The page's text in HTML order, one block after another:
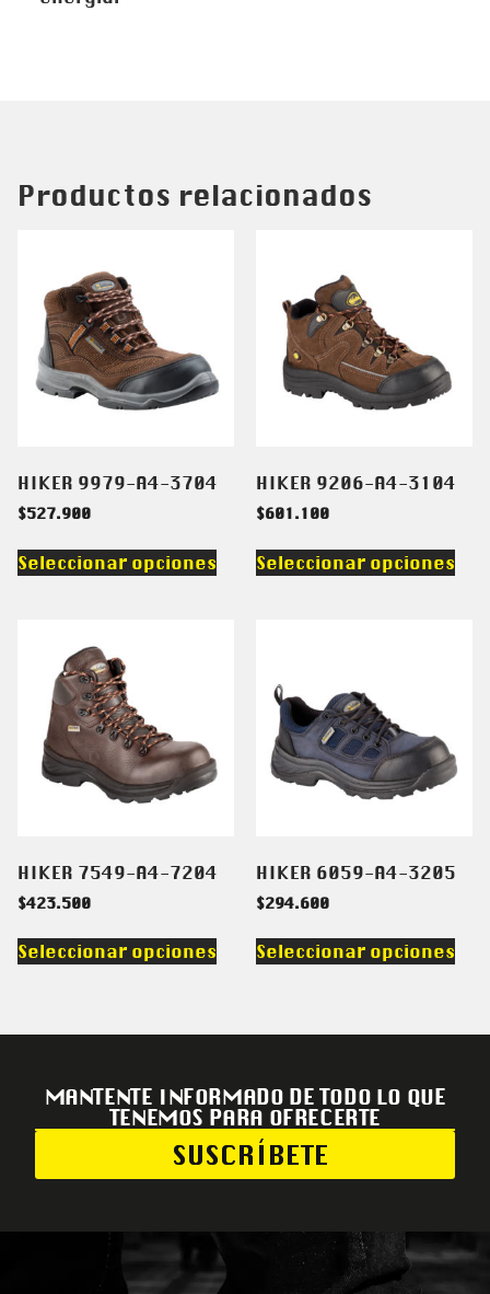
Productos relacionados
HIKER 9979-A4-3704
$527.900
Seleccionar opciones
HIKER 9206-A4-3104
$601.100
Seleccionar opciones
HIKER 7549-A4-7204
$423.500
Seleccionar opciones
HIKER 6059-A4-3205
$294.600
Seleccionar opciones
MANTENTE INFORMADO DE TODO LO QUE
TENEMOS PARA OFRECERTE
SUSCRÍBETE